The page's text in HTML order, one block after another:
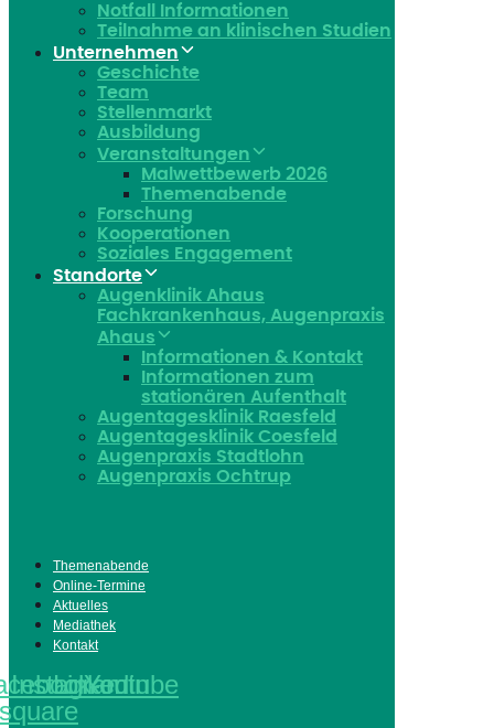
Notfall Informationen
Teilnahme an klinischen Studien
Unternehmen
Geschichte
Team
Stellenmarkt
Ausbildung
Veranstaltungen
Malwettbewerb 2026
Themenabende
Forschung
Kooperationen
Soziales Engagement
Standorte
Augenklinik Ahaus
Fachkrankenhaus, Augenpraxis
Ahaus
Informationen & Kontakt
Informationen zum
stationären Aufenthalt
Augentagesklinik Raesfeld
Augentagesklinik Coesfeld
Augenpraxis Stadtlohn
Augenpraxis Ochtrup
Themenabende
Online-Termine
Aktuelles
Mediathek
Kontakt
square
Instagram
Linkedin
Youtube